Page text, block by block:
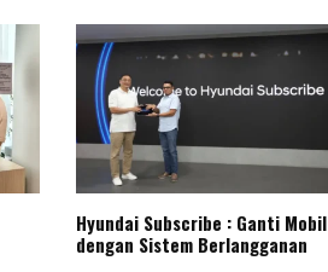
Hyundai Subscribe : Ganti Mobil
dengan Sistem Berlangganan